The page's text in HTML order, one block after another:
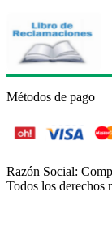
Métodos de pago
Razón Social:
Todos los derechos